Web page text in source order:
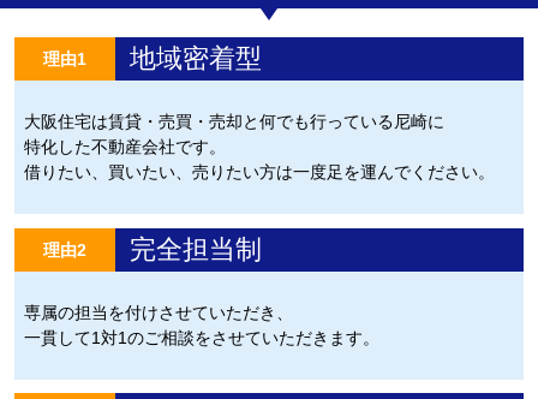
理由1 地域密着型
大阪住宅は賃貸・売買・売却と何でも行っている尼崎に
特化した不動産会社です。
借りたい、買いたい、売りたい方は一度足を運んでください。
理由2 完全担当制
専属の担当を付けさせていただき、
一貫して1対1のご相談をさせていただきます。